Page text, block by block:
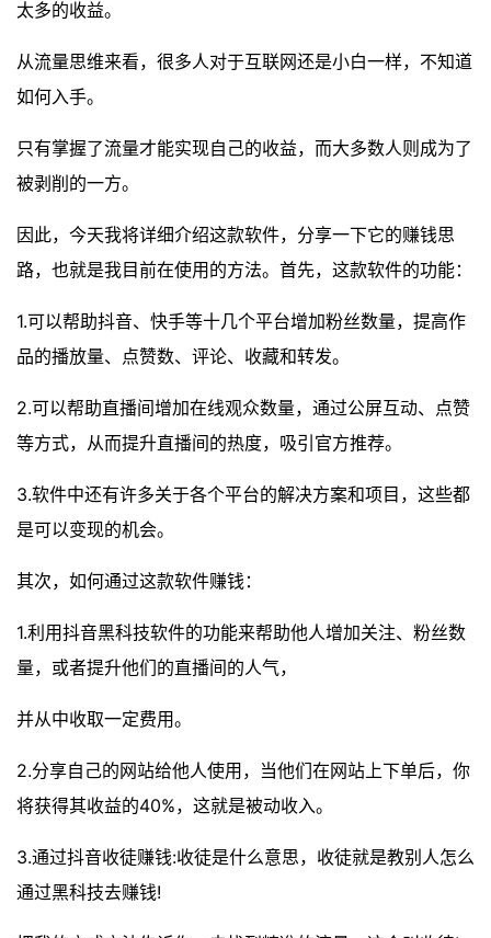
太多的收益。
从流量思维来看，很多人对于互联网还是小白一样，不知道
如何入手。
只有掌握了流量才能实现自己的收益，而大多数人则成为了
被剥削的一方。
因此，今天我将详细介绍这款软件，分享一下它的赚钱思
路，也就是我目前在使用的方法。首先，这款软件的功能：
1.可以帮助抖音、快手等十几个平台增加粉丝数量，提高作
品的播放量、点赞数、评论、收藏和转发。
2.可以帮助直播间增加在线观众数量，通过公屏互动、点赞
等方式，从而提升直播间的热度，吸引官方推荐。
3.软件中还有许多关于各个平台的解决方案和项目，这些都
是可以变现的机会。
其次，如何通过这款软件赚钱：
1.利用抖音黑科技软件的功能来帮助他人增加关注、粉丝数
量，或者提升他们的直播间的人气，
并从中收取一定费用。
2.分享自己的网站给他人使用，当他们在网站上下单后，你
将获得其收益的40%，这就是被动收入。
3.通过抖音收徒赚钱:收徒是什么意思，收徒就是教别人怎么
通过黑科技去赚钱!